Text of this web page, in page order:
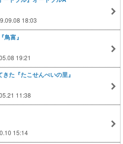
18:03
り『鳥富』
19:21
た『たこせんべいの里』
11:38
15:14